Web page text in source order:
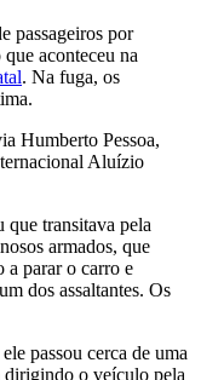
passageiros por
aconteceu na
. Na fuga, os
Humberto Pessoa,
Aluízio
transitava pela
armados, que
a parar o carro e
dos assaltantes. Os
passou cerca de uma
dirigindo o veículo pela